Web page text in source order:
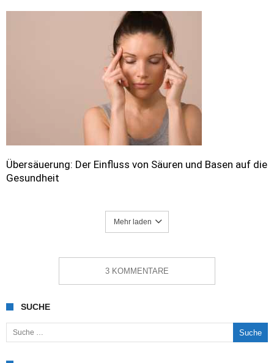
Übersäuerung: Der Einfluss von Säuren und Basen auf die
Gesundheit
Mehr laden
3 KOMMENTARE
SUCHE
Suche nach: